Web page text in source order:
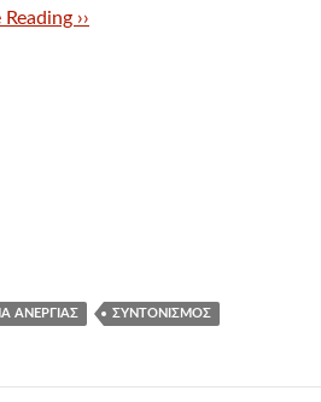
››
ΑΝΕΡΓΊΑΣ ΣΥΝΤΟΝΙΣΜΌΣ